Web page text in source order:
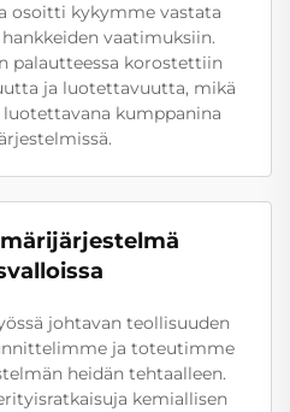
osoitti kykymme vastata
vaatimuksiin.
palautteessa korostettiin
ja luotettavuutta, mikä
kumppanina
johtavan teollisuuden
ja toteutimme
heidän tehtaalleen.
kemiallisen